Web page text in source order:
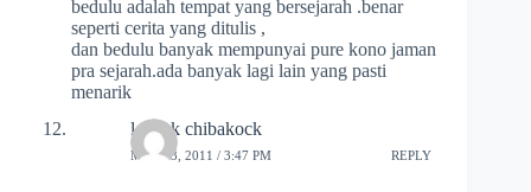
bedulu adalah tempat yang bersejarah .benar
seperti cerita yang ditulis ,
dan bedulu banyak mempunyai pure kono jaman
pra sejarah.ada banyak lagi lain yang pasti
menarik
lekock chibakock
MAY 23, 2011 / 3:47 PM REPLY